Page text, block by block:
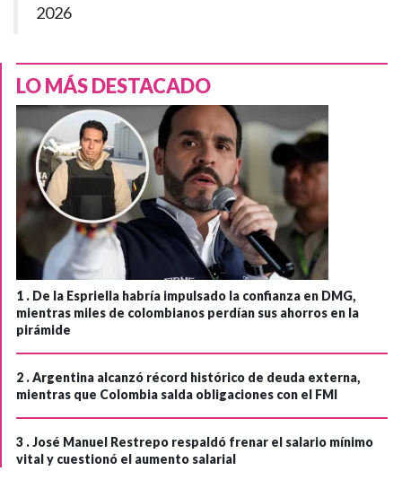
2026
LO MÁS DESTACADO
1 . De la Espriella habría impulsado la confianza en DMG,
mientras miles de colombianos perdían sus ahorros en la
pirámide
2 .Argentina alcanzó récord histórico de deuda externa,
mientras que Colombia salda obligaciones con el FMI
3 .José Manuel Restrepo respaldó frenar el salario mínimo
vital y cuestionó el aumento salarial